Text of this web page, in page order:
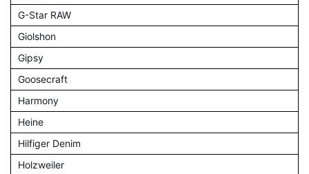
G-Star RAW
Giolshon
Gipsy
Goosecraft
Harmony
Heine
Hilfiger Denim
Holzweiler